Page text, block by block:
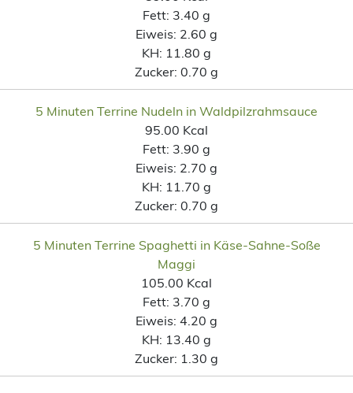
Fett: 3.40 g
Eiweis: 2.60 g
KH: 11.80 g
Zucker: 0.70 g
5 Minuten Terrine Nudeln in Waldpilzrahmsauce
95.00 Kcal
Fett: 3.90 g
Eiweis: 2.70 g
KH: 11.70 g
Zucker: 0.70 g
5 Minuten Terrine Spaghetti in Käse-Sahne-Soße
Maggi
105.00 Kcal
Fett: 3.70 g
Eiweis: 4.20 g
KH: 13.40 g
Zucker: 1.30 g